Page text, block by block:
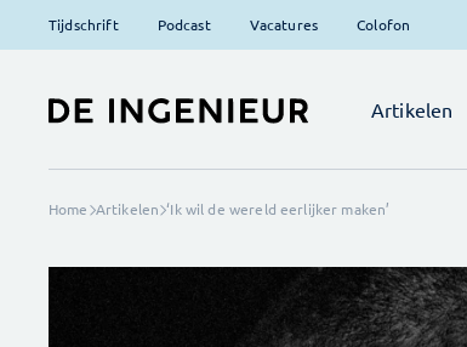
Tijdschrift Podcast Vacatures Colofon
Artikelen
Home Artikelen ‘Ik wil de wereld eerlijker maken’